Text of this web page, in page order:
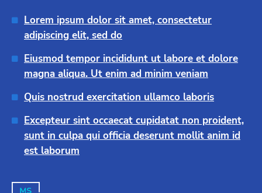
Lorem ipsum dolor sit amet, consectetur
adipiscing elit, sed do
Eiusmod tempor incididunt ut labore et dolore
magna aliqua. Ut enim ad minim veniam
Quis nostrud exercitation ullamco laboris
Excepteur sint occaecat cupidatat non proident,
sunt in culpa qui officia deserunt mollit anim id
est laborum